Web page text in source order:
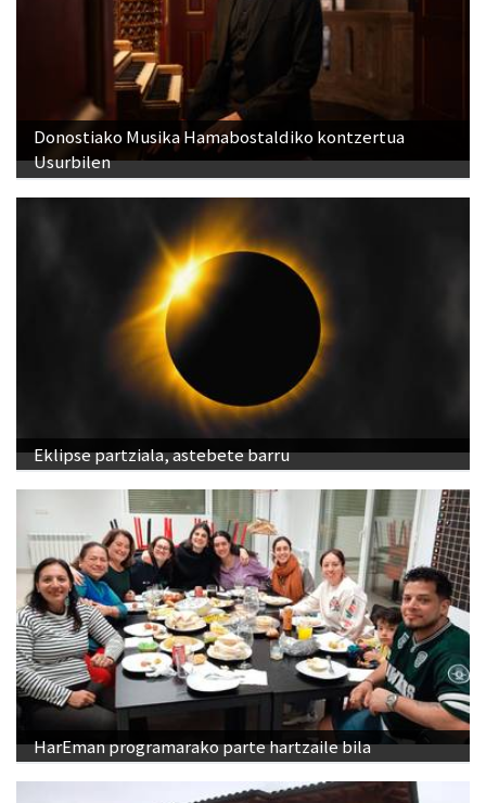
Donostiako Musika Hamabostaldiko kontzertua
Usurbilen
Eklipse partziala, astebete barru
HarEman programarako parte hartzaile bila